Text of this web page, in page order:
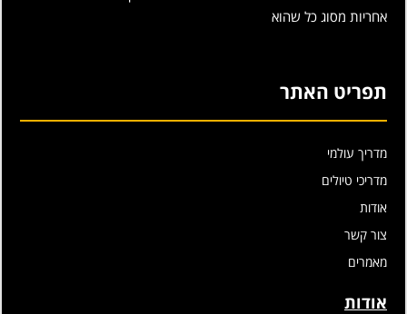
אחריות מסוג כל שהוא
תפריט האתר
מדריך עולמי
מדריכי טיולים
אודות
צור קשר
מאמרים
אודות